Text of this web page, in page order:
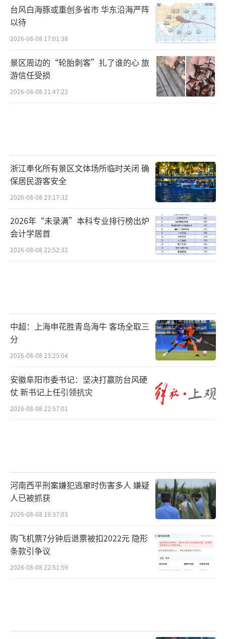
台风白海豚或重创多省市 华东沿海严阵
以待
2026-08-08 17:01:38
景区周边的“轮胎刺客”扎了谁的心 旅
游信任受损
2026-08-08 21:47:22
浙江奉化所有景区文体场所临时关闭 确
保居民游客安全
2026-08-08 23:17:32
2026年“未录满”本科专业排行榜出炉
会计学居首
2026-08-08 22:52:32
中超：上海申花胜青岛海牛 客场全取三
分
2026-08-08 23:25:04
安徽阜阳市委书记：坚决打赢防台风硬
仗 新书记上任引领抗灾
2026-08-08 22:57:01
河南西平刑案嫌犯逃窜时伤害多人 嫌疑
人已被抓获
2026-08-08 19:37:03
购飞机票7分钟后退票被扣2022元 隐形
条款引争议
2026-08-08 22:51:59